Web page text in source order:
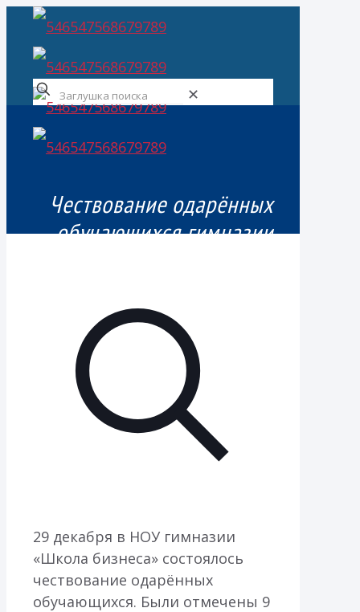
✕
Чествование одарённых
обучающихся гимназии
29 декабря в НОУ гимназии
«Школа бизнеса» состоялось
чествование одарённых
обучающихся. Были отмечены 9